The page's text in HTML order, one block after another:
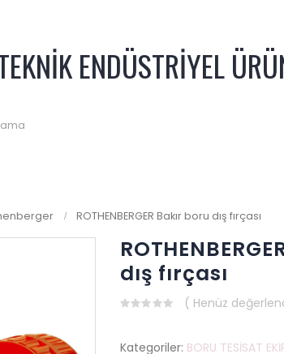
ENDÜSTRİYEL
ROTHENBERGER Bakır boru dış fırçası
dış fırçası
5
( Henüz
Kategoriler: BORU TESİSAT